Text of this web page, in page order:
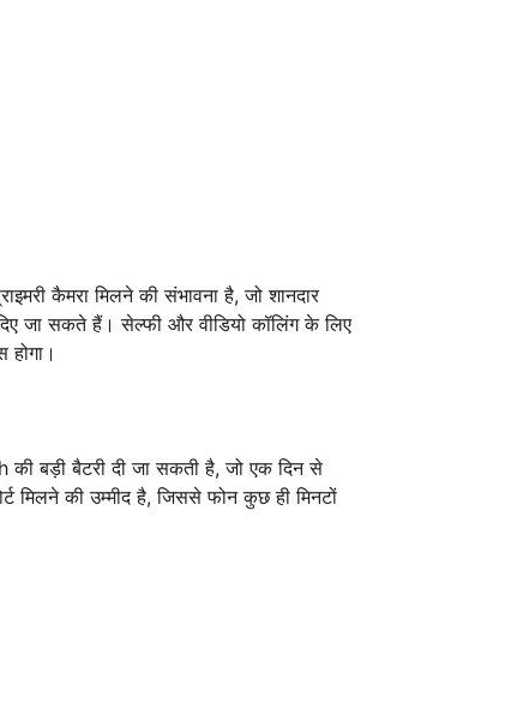
कैमरा मिलने की संभावना है, जो शानदार
जा सकते हैं। सेल्फी और वीडियो कॉलिंग के लिए
बड़ी बैटरी दी जा सकती है, जो एक दिन से
मिलने की उम्मीद है, जिससे फोन कुछ ही मिनटों